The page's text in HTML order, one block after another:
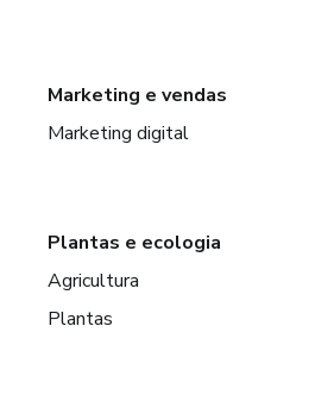
Marketing e vendas
Marketing digital
Plantas e ecologia
Agricultura
Plantas